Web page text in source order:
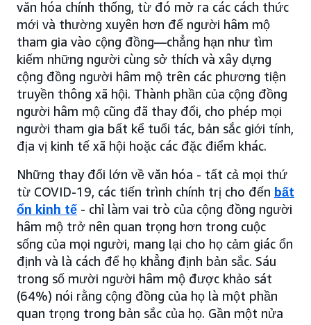
văn hóa chính thống, từ đó mở ra các cách thức
mới và thường xuyên hơn để người hâm mộ
tham gia vào cộng đồng—chẳng hạn như tìm
kiếm những người cùng sở thích và xây dựng
cộng đồng người hâm mộ trên các phương tiện
truyền thông xã hội. Thành phần của cộng đồng
người hâm mộ cũng đã thay đổi, cho phép mọi
người tham gia bất kể tuổi tác, bản sắc giới tính,
địa vị kinh tế xã hội hoặc các đặc điểm khác.
Những thay đổi lớn về văn hóa - tất cả mọi thứ
từ COVID-19, các tiến trình chính trị cho đến bất
ổn kinh tế - chỉ làm vai trò của cộng đồng người
hâm mộ trở nên quan trọng hơn trong cuộc
sống của mọi người, mang lại cho họ cảm giác ổn
định và là cách để họ khẳng định bản sắc. Sáu
trong số mười người hâm mộ được khảo sát
(64%) nói rằng cộng đồng của họ là một phần
quan trọng trong bản sắc của họ. Gần một nửa